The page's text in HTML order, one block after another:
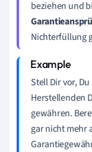
beziehen und
Nichterfüllung
Stell Dir vor,
Herstellenden
gewähren.
gar nicht mehr